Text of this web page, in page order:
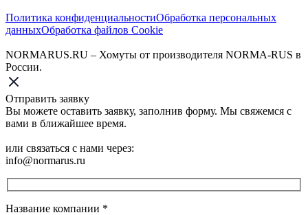
Политика конфиденциальностиОбработка персональных
данныхОбработка файлов Cookie
NORMARUS.RU – Хомуты от производителя NORMA-RUS в
России.
Отправить заявку
Вы можете оставить заявку, заполнив форму. Мы свяжемся с
вами в ближайшее время.
или связаться с нами через:
info@normarus.ru
Название компании *